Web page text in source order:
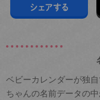
シェアする
ベビーカレンダーが独
ちゃんの名前データの